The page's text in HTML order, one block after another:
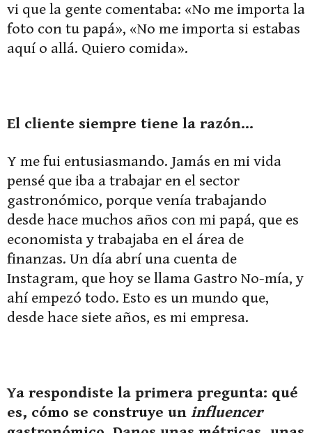
vi que la gente comentaba: «No me importa la
foto con tu papá», «No me importa si estabas
aquí o allá. Quiero comida».
El cliente siempre tiene la razón…
Y me fui entusiasmando. Jamás en mi vida
pensé que iba a trabajar en el sector
gastronómico, porque venía trabajando
desde hace muchos años con mi papá, que es
economista y trabajaba en el área de
finanzas. Un día abrí una cuenta de
Instagram, que hoy se llama Gastro No-mía, y
ahí empezó todo. Esto es un mundo que,
desde hace siete años, es mi empresa.
Ya respondiste la primera pregunta: qué
es, cómo se construye un influencer